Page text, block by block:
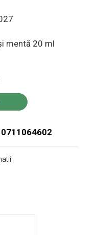
mentă 20 ml
0711064602